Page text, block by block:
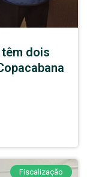
dois
Fiscalização